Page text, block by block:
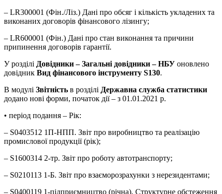
– LR300001 (Фін./Ліз.) Дані про обсяг і кількість укладених та
виконаних договорів фінансового лізингу;
– LR600001 (Фін.) Дані про стан виконання та причини
припинення договорів гарантії.
У розділі Довідники – Загальні довідники – НБУ оновлено
довідник Вид фінансового інструменту S130.
В модулі Звітність в розділі Державна служба статистики
додано нові форми, початок дії – з 01.01.2021 р.
• період подання – Рік:
– S0403512 1П-НПП. Звіт про виробництво та реалізацію
промислової продукції (рік);
– S1600314 2-тр. Звіт про роботу автотранспорту;
– S0210113 1-Б. Звіт про взаєморозрахунки з нерезидентами;
– S0400119 1-підприємництво (річна). Структурне обстеження